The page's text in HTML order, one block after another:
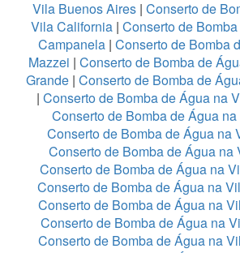
Vila Buenos Aires | Conserto de
Vila California| Conserto de
Campanela| Conserto de Bomba
Mazzei | Conserto de Bomba de
Grande| Conserto de Bomba de
| Conserto de Bomba de Água na
Conserto de Bomba de Água
Conserto de Bomba de Água na
Conserto de Bomba de Água na
Conserto de Bomba de Água na
Conserto de Bomba de Água na
Conserto de Bomba de Água na
Conserto de Bomba de Água na
Conserto de Bomba de Água na